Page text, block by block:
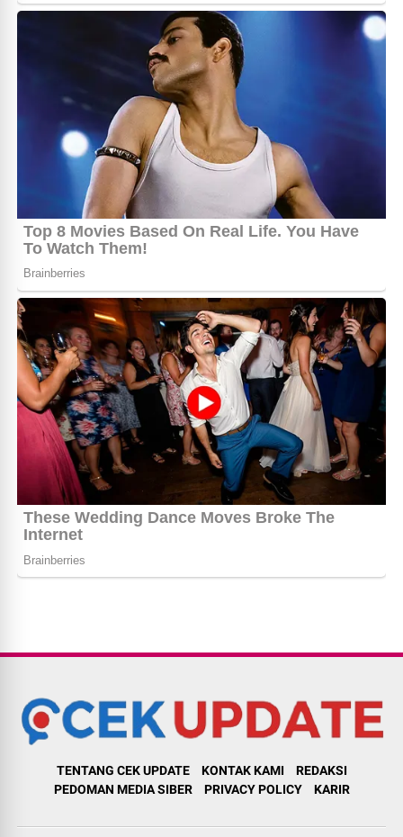
TENTANG CEK UPDATE KONTAK KAMI
REDAKSI
PEDOMAN MEDIA SIBER
PRIVACY POLICY KARIR